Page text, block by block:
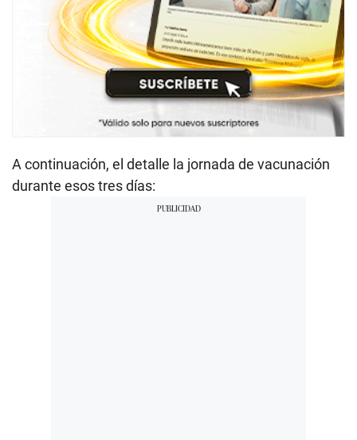
A continuación, el detalle la jornada de vacunación
durante esos tres días: